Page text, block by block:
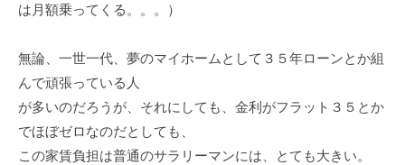
は月額乗ってくる。。。）
無論、一世一代、夢のマイホームとして３５年ローンとか組
んで頑張っている人
が多いのだろうが、それにしても、金利がフラット３５とか
でほぼゼロなのだとしても、
この家賃負担は普通のサラリーマンには、とても大きい。